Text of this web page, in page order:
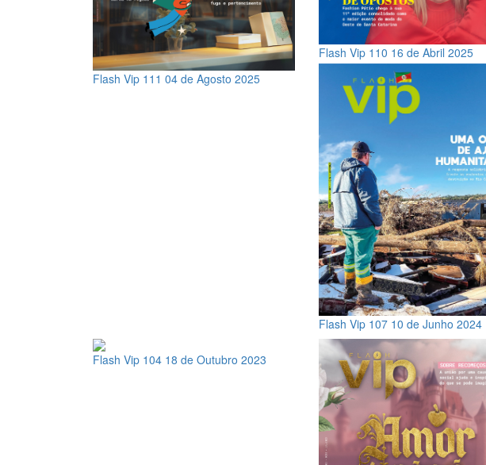
Flash Vip 111 04 de Agosto 2025
Flash Vip 110 16 de Abril 2025
Flash Vip 107 10 de Junho 2024
Flash Vip 104 18 de Outubro 2023